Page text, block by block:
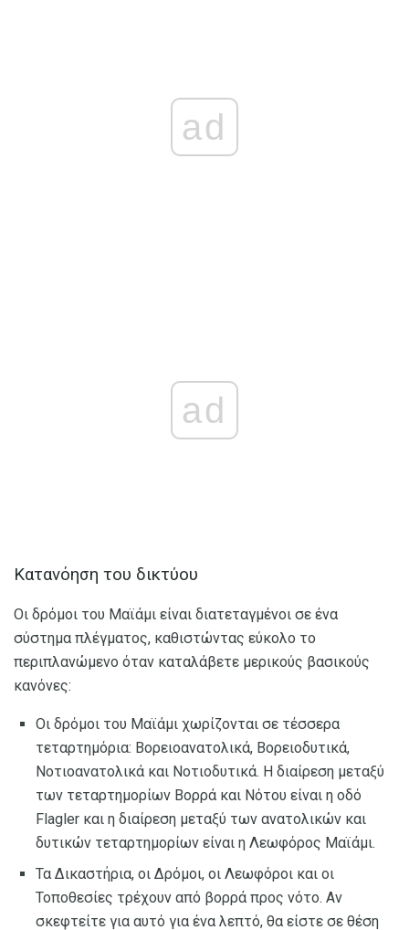
ad
ad
Κατανόηση του δικτύου
Οι δρόμοι του Μαϊάμι είναι διατεταγμένοι σε ένα
σύστημα πλέγματος, καθιστώντας εύκολο το
περιπλανώμενο όταν καταλάβετε μερικούς βασικούς
κανόνες:
Οι δρόμοι του Μαϊάμι χωρίζονται σε τέσσερα
τεταρτημόρια: Βορειοανατολικά, Βορειοδυτικά,
Νοτιοανατολικά και Νοτιοδυτικά. Η διαίρεση μεταξύ
των τεταρτημορίων Βορρά και Νότου είναι η οδό
Flagler και η διαίρεση μεταξύ των ανατολικών και
δυτικών τεταρτημορίων είναι η Λεωφόρος Μαϊάμι.
Τα Δικαστήρια, οι Δρόμοι, οι Λεωφόροι και οι
Τοποθεσίες τρέχουν από βορρά προς νότο. Αν
σκεφτείτε για αυτό για ένα λεπτό, θα είστε σε θέση